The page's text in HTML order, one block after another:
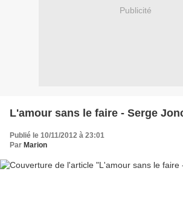
Publicité
L'amour sans le faire - Serge
Publié le 10/11/2012 à 23:01
Par Marion